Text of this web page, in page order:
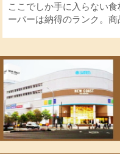
ここでしか手に入らない
ーパーは納得のランク。商